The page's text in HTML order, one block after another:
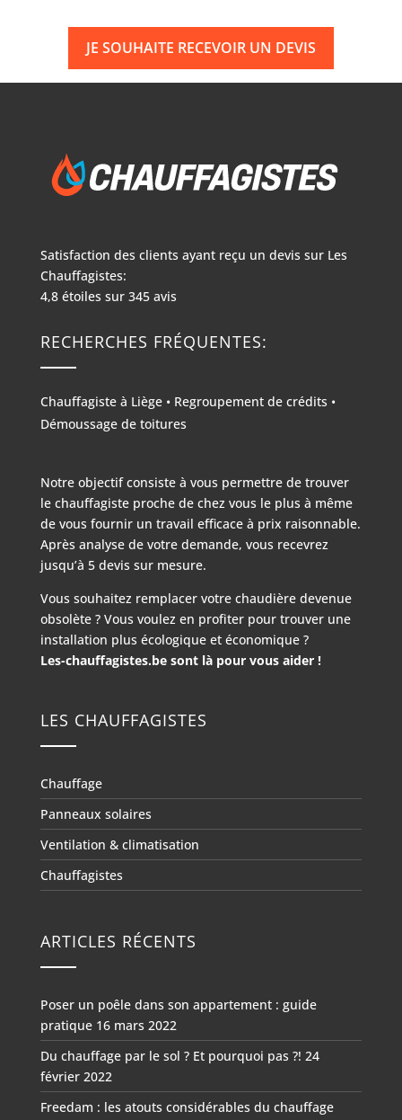
JE SOUHAITE RECEVOIR UN DEVIS
Satisfaction des clients ayant reçu un devis sur Les
Chauffagistes:
4,8étoiles sur 345avis
RECHERCHES FRÉQUENTES:
Chauffagiste à Liège• Regroupement de crédits •
Démoussage de toitures
Notre objectif consiste à vous permettre de trouver
le chauffagiste proche de chez vous le plus à même
de vous fournir un travail efficace à prix raisonnable.
Après analyse de votre demande, vous recevrez
jusqu’à 5 devis sur mesure.
Vous souhaitez remplacer votre chaudière devenue
obsolète ? Vous voulez en profiter pour trouver une
installation plus écologique et économique ?
Les-chauffagistes.be sont là pour vous aider !
LES CHAUFFAGISTES
Chauffage
Panneaux solaires
Ventilation & climatisation
Chauffagistes
ARTICLES RÉCENTS
Poser un poêle dans son appartement : guide
pratique 16 mars 2022
Du chauffage par le sol ? Et pourquoi pas ?! 24
février 2022
Freedam : les atouts considérables du chauffage